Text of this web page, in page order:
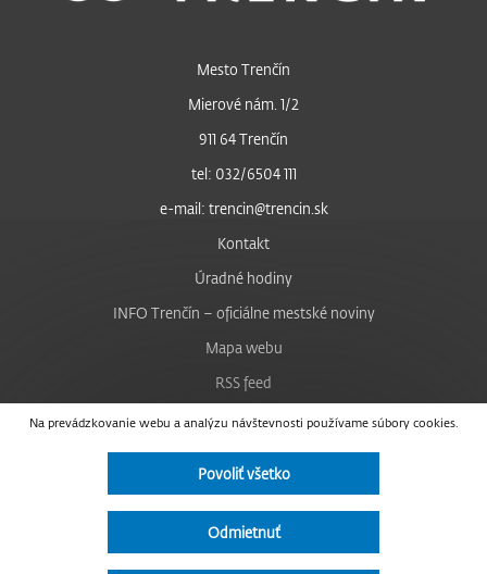
Na prevádzkovanie webu a analýzu návštevnosti používame súbory cookies.
Povoliť všetko
Odmietnuť
Mesto Trenčín
Mierové nám. 1/2
911 64 Trenčín
tel: 032/6504 111
e-mail: trencin@trencin.sk
Kontakt
Úradné hodiny
INFO Trenčín – oficiálne mestské noviny
Mapa webu
RSS feed
Nastavenie cookies
Facebook
Instagram
Vyhlásenie o prístupnosti